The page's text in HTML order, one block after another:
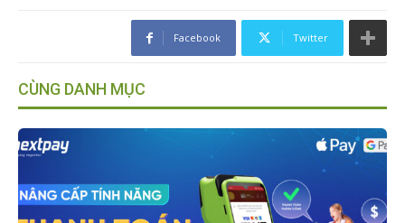
Facebook Twitter
CÙNG DANH MỤC